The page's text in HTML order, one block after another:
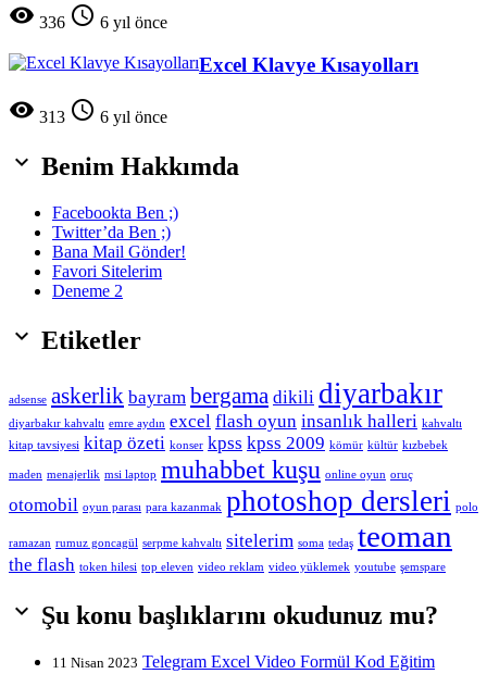
 336  6 yıl önce
Excel Klavye Kısayolları
 313  6 yıl önce
 Benim Hakkımda
Facebookta Ben ;)
Twitter’da Ben ;)
Bana Mail Gönder!
Favori Sitelerim
Deneme 2
 Etiketler
adsense askerlik bayram bergama dikili diyarbakır
diyarbakır kahvaltı emre aydın excel flash oyun insanlık halleri kahvaltı
kitap tavsiyesi kitap özeti konser kpss kpss 2009 kömür kültür kızbebek
maden menajerlik msi laptop muhabbet kuşu online oyun oruç
otomobil oyun parası para kazanmak photoshop dersleri polo
ramazan rumuz goncagül serpme kahvaltı sitelerim soma tedaş teoman
the flash token hilesi top eleven video reklam video yüklemek youtube şemspare
 Şu konu başlıklarını okudunuz mu?
11 Nisan 2023 Telegram Excel Video Formül Kod Eğitim